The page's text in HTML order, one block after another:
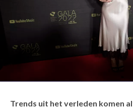
Trends uit het verleden komen